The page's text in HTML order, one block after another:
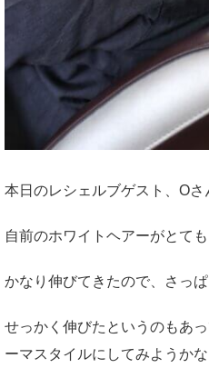
本日のレシェルブゲスト、Oさ
自前のホワイトヘアーがとて
かなり伸びてきたので、さっ
せっかく伸びたというのもあ
ーマスタイルにしてみようかな